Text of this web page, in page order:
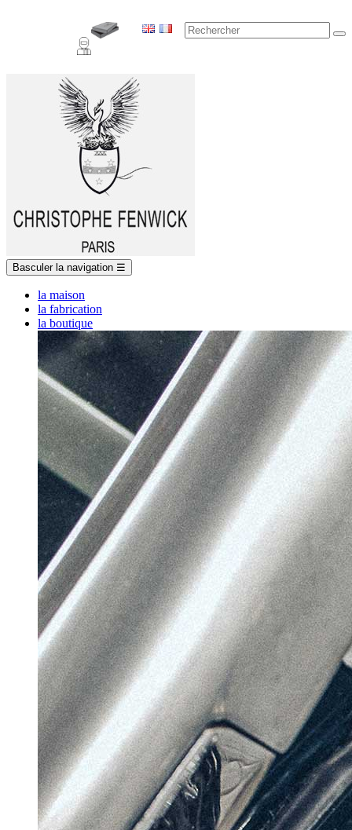
Basculer la navigation ☰
la maison
la fabrication
la boutique